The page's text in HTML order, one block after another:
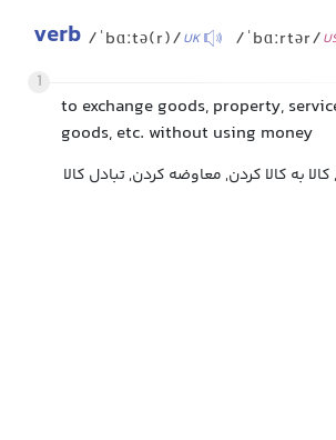
verb /ˈbɑːtə(r)/UK /ˈbɑːrtər/
1
to exchange goods, property,
goods, etc. without using money
کالا به کالا کردن, معاوضه کردن, تبادل کالا